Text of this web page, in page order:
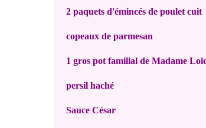
2 paquets d'émincés de poulet cuit
copeaux de parmesan
1 gros pot familial de Madame
persil haché
Sauce César